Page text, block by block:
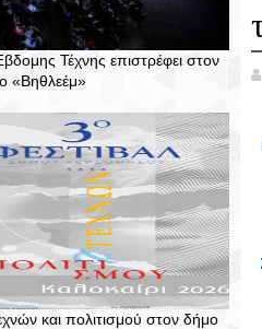
Τέχνης επιστρέφει στον
«Βηθλεέμ»
και πολιτισμού στον δήμο